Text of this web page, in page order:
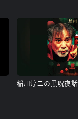
稲川淳二の黒呪夜話